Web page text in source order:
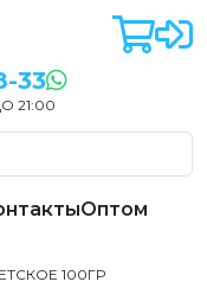
33
21:00
Оптом
100ГР